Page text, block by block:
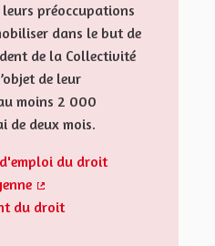
préoccupations
dans le but de
de la Collectivité
de leur
moins 2 000
de deux mois.
du droit
(Lien externe)
du droit